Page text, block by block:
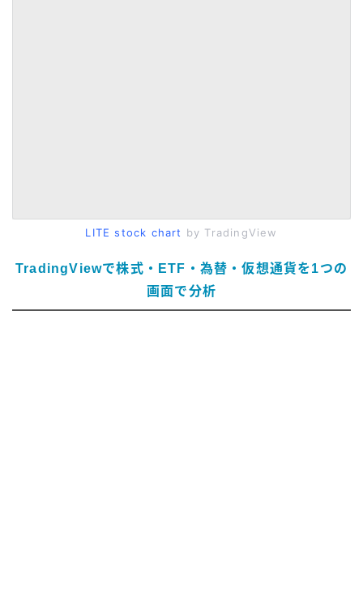
LITE stock chart by TradingView
TradingViewで株式・ETF・為替・仮想通貨を1つの
画面で分析